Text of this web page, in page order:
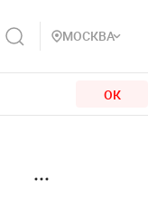
МОСКВА
ОК